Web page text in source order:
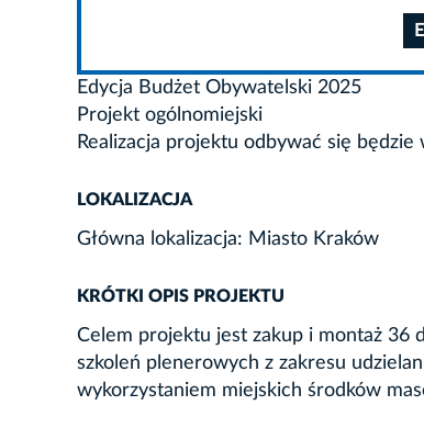
Edycja Budżet Obywatelski 2025
Projekt ogólnomiejski
Realizacja projektu odbywać się
LOKALIZACJA
Główna lokalizacja: Miasto Kraków
KRÓTKI OPIS PROJEKTU
Celem projektu jest zakup i montaż 36
szkoleń plenerowych z zakresu
wykorzystaniem miejskich środków